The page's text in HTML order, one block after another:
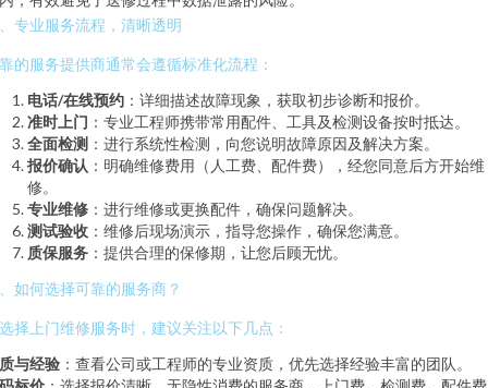
专业服务流程，清晰透明
的服务提供商通常会遵循标准化流程：
电话/在线预约 ：详细描述故障现象，获取初步诊断和报价。
准时上门 ：专业工程师携带常用配件、工具及检测设备按时抵达。
全面检测 ：进行系统性检测，向您说明故障原因及解决方案。
报价确认 ：明确维修费用（人工费、配件费），经您同意后方开始维
修。
专业维修 ：进行维修或更换配件，确保问题解决。
测试验收 ：维修后现场演示，指导您操作，确保您满意。
质保服务 ：提供合理的保修期，让您后顾无忧。
如何选择可靠的服务商？
择上门维修服务时，建议关注以下几点：
与经验 ：查看公司或工程师的专业资质，优先选择经验丰富的团队。